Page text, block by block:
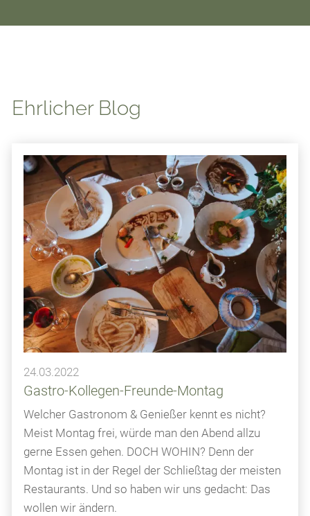
Kontakt
Ehrlicher Blog
24.03.2022
Gastro-Kollegen-Freunde-Montag
Welcher Gastronom & Genießer kennt es nicht?
Meist Montag frei, würde man den Abend allzu
gerne Essen gehen. DOCH WOHIN? Denn der
Montag ist in der Regel der Schließtag der meisten
Restaurants. Und so haben wir uns gedacht: Das
wollen wir ändern.